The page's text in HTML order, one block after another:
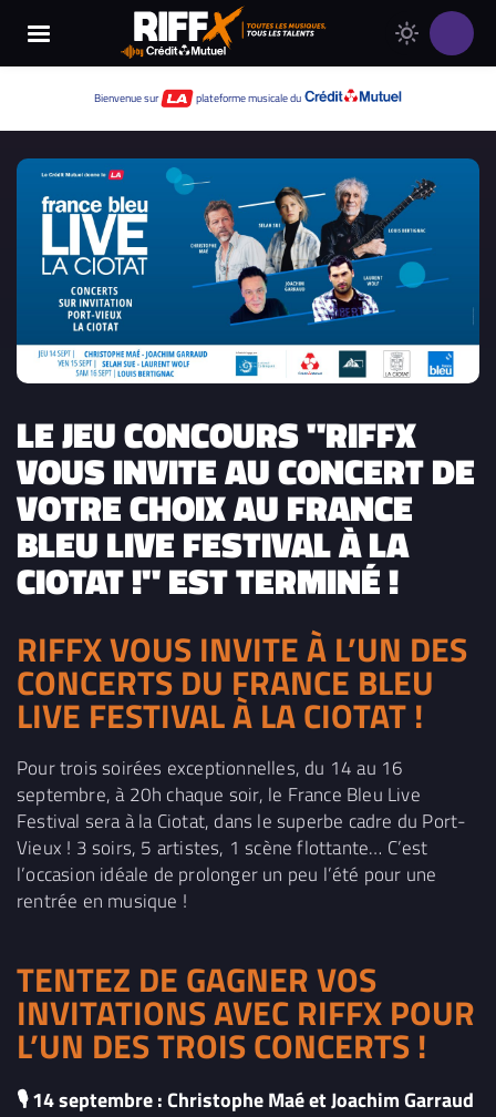
Bienvenue sur plateforme musicale du
Changer
de
RIFFX
Thème
clair
LE JEU CONCOURS "RIFFX
VOUS INVITE AU CONCERT DE
VOTRE CHOIX AU FRANCE
BLEU LIVE FESTIVAL À LA
CIOTAT !" EST TERMINÉ !
RIFFX VOUS INVITE À L’UN DES
CONCERTS DU FRANCE BLEU
LIVE FESTIVAL À LA CIOTAT !
Pour trois soirées exceptionnelles, du 14 au 16
septembre, à 20h chaque soir, le France Bleu Live
Festival sera à la Ciotat, dans le superbe cadre du Port-
Vieux ! 3 soirs, 5 artistes, 1 scène flottante… C’est
l’occasion idéale de prolonger un peu l’été pour une
rentrée en musique !
TENTEZ DE GAGNER VOS
INVITATIONS AVEC RIFFX POUR
L’UN DES TROIS CONCERTS !
🎙 14 septembre : Christophe Maé et Joachim Garraud